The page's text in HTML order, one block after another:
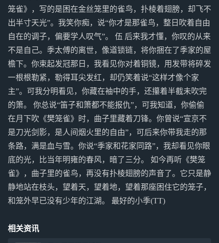
笼雀》，写的是困在金丝笼里的雀鸟，扑棱着翅膀，却飞不
出半寸天光”。我笑你痴，说“你才是那雀鸟，整日吹着自由
自在的调子，偏要学人叹气”。 伍 后来我才懂，你叹的从来
不是自己。季太傅的离世，像道锁链，将你捆在了季家的屋
檐下。你束起发冠那日，我看见你对着铜镜，用发带将碎发
一根根勒紧，勒得耳尖发红，却仍笑着说“这样才像个家
主”。可我分明看见，你藏在袖中的手，还攥着半截未吹完
的箫。 你总说“笛子和箫都不能报仇”，可我知道，你偷偷
在月下吹《樊笼雀》时，曲子里藏着刀锋。你曾说“宣京不
是刀光剑影，是人间烟火里的自由”，可后来你带我走的那
条路，满是血与雪。你说“季家和花家同路”，我却看见你眼
底的光，比当年明雍的春风，暗了三分。 如今再听《樊笼
雀》，曲子里的雀鸟，再没有扑棱翅膀的声音了。它只是静
静地站在枝头，望着天，望着地，望着那座困住它的笼子，
和笼外早已没有少年的江湖。 最好的小季(TT)
相关资讯